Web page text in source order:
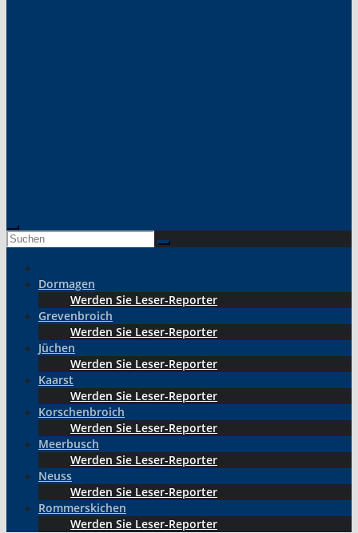
Dormagen
Werden Sie Leser-Reporter
Grevenbroich
Werden Sie Leser-Reporter
Jüchen
Werden Sie Leser-Reporter
Kaarst
Werden Sie Leser-Reporter
Korschenbroich
Werden Sie Leser-Reporter
Meerbusch
Werden Sie Leser-Reporter
Neuss
Werden Sie Leser-Reporter
Rommerskichen
Werden Sie Leser-Reporter